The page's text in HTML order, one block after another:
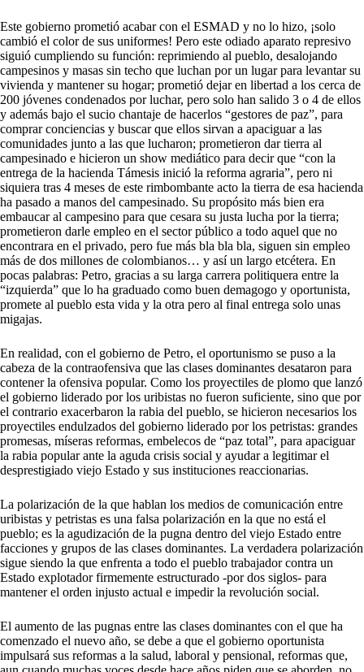
Este gobierno prometió acabar con el ESMAD y no lo hizo, ¡solo
cambió el color de sus uniformes! Pero este odiado aparato represivo
siguió cumpliendo su función: reprimiendo al pueblo, desalojando
campesinos y masas sin techo que luchan por un lugar para levantar su
vivienda y mantener su hogar; prometió dejar en libertad a los cerca de
200 jóvenes condenados por luchar, pero solo han salido 3 o 4 de ellos
y además bajo el sucio chantaje de hacerlos “gestores de paz”, para
comprar conciencias y buscar que ellos sirvan a apaciguar a las
comunidades junto a las que lucharon; prometieron dar tierra al
campesinado e hicieron un show mediático para decir que “con la
entrega de la hacienda Támesis inició la reforma agraria”, pero ni
siquiera tras 4 meses de este rimbombante acto la tierra de esa hacienda
ha pasado a manos del campesinado. Su propósito más bien era
embaucar al campesino para que cesara su justa lucha por la tierra;
prometieron darle empleo en el sector público a todo aquel que no
encontrara en el privado, pero fue más bla bla bla, siguen sin empleo
más de dos millones de colombianos… y así un largo etcétera. En
pocas palabras: Petro, gracias a su larga carrera politiquera entre la
“izquierda” que lo ha graduado como buen demagogo y oportunista,
promete al pueblo esta vida y la otra pero al final entrega solo unas
migajas.
En realidad, con el gobierno de Petro, el oportunismo se puso a la
cabeza de la contraofensiva que las clases dominantes desataron para
contener la ofensiva popular. Como los proyectiles de plomo que lanzó
el gobierno liderado por los uribistas no fueron suficiente, sino que por
el contrario exacerbaron la rabia del pueblo, se hicieron necesarios los
proyectiles endulzados del gobierno liderado por los petristas: grandes
promesas, míseras reformas, embelecos de “paz total”, para apaciguar
la rabia popular ante la aguda crisis social y ayudar a legitimar el
desprestigiado viejo Estado y sus instituciones reaccionarias.
La polarización de la que hablan los medios de comunicación entre
uribistas y petristas es una falsa polarización en la que no está el
pueblo; es la agudización de la pugna dentro del viejo Estado entre
facciones y grupos de las clases dominantes. La verdadera polarización
sigue siendo la que enfrenta a todo el pueblo trabajador contra un
Estado explotador firmemente estructurado -por dos siglos- para
mantener el orden injusto actual e impedir la revolución social.
El aumento de las pugnas entre las clases dominantes con el que ha
comenzado el nuevo año, se debe a que el gobierno oportunista
impulsará sus reformas a la salud, laboral y pensional, reformas que,